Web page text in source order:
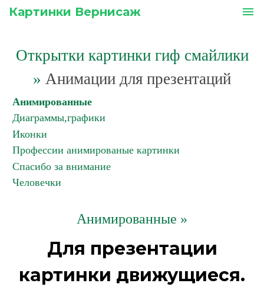
Картинки Вернисаж menu
Открытки картинки гиф смайлики
» Анимации для презентаций
Анимированные
Диаграммы,графики
Иконки
Профессии анимированые картинки
Спасибо за внимание
Человечки
Анимированные »
Для презентации
картинки движущиеся.